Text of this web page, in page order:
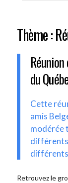
Thème :
du
Cette
amis
modérée
différents
Retrouvez le